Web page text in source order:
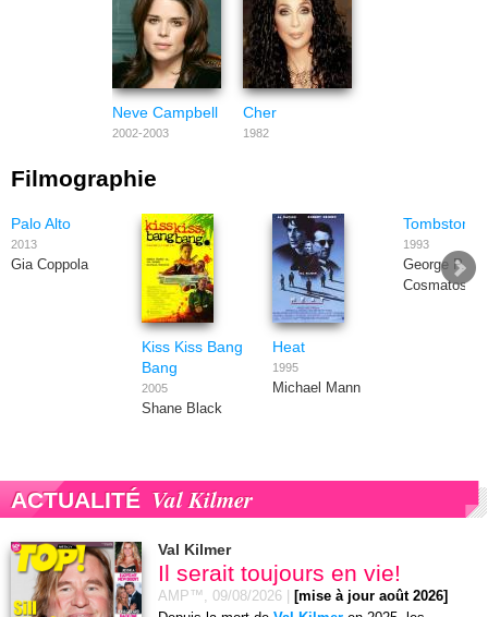
Neve Campbell
2002-2003
Cher
1982
Filmographie
Palo Alto
2013
Gia Coppola
Kiss Kiss Bang
Bang
2005
Shane Black
Heat
1995
Michael Mann
Tombstone
1993
George P.
Cosmatos
ACTUALITÉ Val Kilmer
Val Kilmer
Il serait toujours en vie!
AMP™, 09/08/2026
[mise à jour août 2026]